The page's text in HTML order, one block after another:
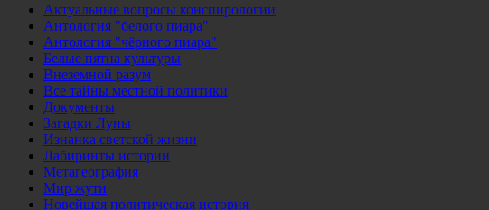
Актуальные вопросы конспирологии
Антология "белого пиара"
Антология "чёрного пиара"
Белые пятна культуры
Внеземной разум
Все тайны местной политики
Документы
Загадки Луны
Изнанка светской жизни
Лабиринты истории
Метагеография
Мир жути
Новейшая политическая история